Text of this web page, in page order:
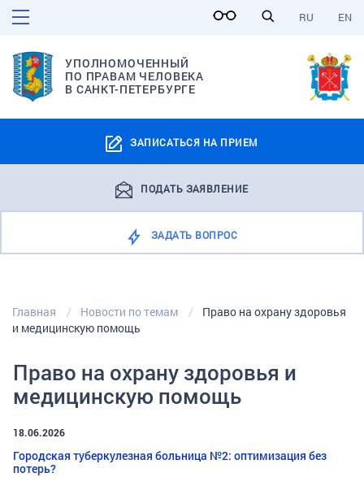
EN
RU
УПОЛНОМОЧЕННЫЙ
ПО ПРАВАМ ЧЕЛОВЕКА
В САНКТ-ПЕТЕРБУРГЕ
ЗАПИСАТЬСЯ НА ПРИЕМ
ПОДАТЬ ЗАЯВЛЕНИЕ
ЗАДАТЬ ВОПРОС
Главная Новости по темам
Право на охрану здоровья
и медицинскую помощь
Право на охрану здоровья и
медицинскую помощь
18.06.2026
Городская туберкулезная больница №2: оптимизация без
потерь?